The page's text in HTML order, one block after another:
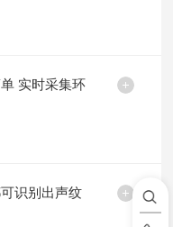
实时采集环
识别出声纹